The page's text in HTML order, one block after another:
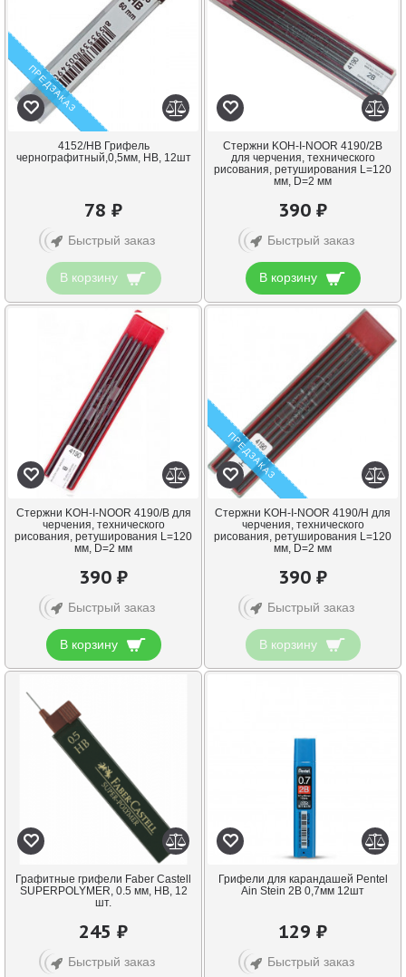
ПРЕДЗАКАЗ
4152/НB Грифель
чернографитный,0,5мм, НВ, 12шт
78 ₽
Быстрый заказ
В корзину
Cтержни KOH-I-NOOR 4190/2В
для черчения, технического
рисования, ретуширования L=120
мм, D=2 мм
390 ₽
Быстрый заказ
В корзину
Cтержни KOH-I-NOOR 4190/В для
черчения, технического
рисования, ретуширования L=120
мм, D=2 мм
390 ₽
Быстрый заказ
В корзину
ПРЕДЗАКАЗ
Cтержни KOH-I-NOOR 4190/Н для
черчения, технического
рисования, ретуширования L=120
мм, D=2 мм
390 ₽
Быстрый заказ
В корзину
Графитные грифели Faber Castell
SUPERPOLYMER, 0.5 мм, HB, 12
шт.
245 ₽
Быстрый заказ
Грифели для карандашей Pentel
Ain Stein 2B 0,7мм 12шт
129 ₽
Быстрый заказ